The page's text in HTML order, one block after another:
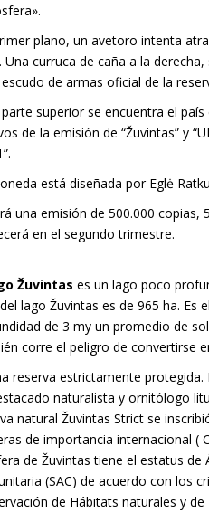
plano, un avetoro intenta
Una curruca de caña a la
de armas oficial de la
parte superior se encuentra el
de la emisión de “Žuvintas” y
está diseñada por Eglė
una emisión de 500.000
en el segundo trimestre.
Žuvintas es un lago poco
lago Žuvintas es de 965 ha.
de 3 my un promedio de
corre el peligro de convertirse
reserva estrictamente
naturalista y ornitólogo
natural Žuvintas Strict se
de importancia internacional (
de Žuvintas tiene el estatus
(SAC) de acuerdo con los
de Hábitats naturales y de